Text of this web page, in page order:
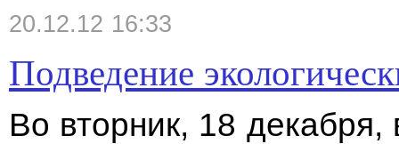
20.12.12 16:33
Подведение
Во вторник, 18 декабря,